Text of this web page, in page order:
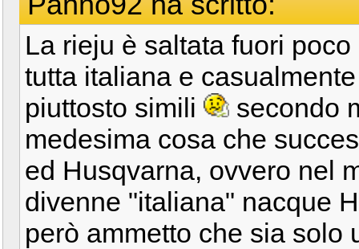
La rieju è saltata fuori
tutta italiana e
piuttosto simili
secondo
medesima cosa che
ed Husqvarna, ovvero nel
divenne "italiana" nacque
però ammetto che sia solo